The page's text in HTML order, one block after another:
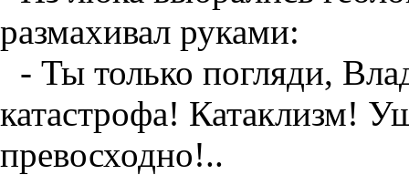
размахивал руками:
- Ты только погляди,
катастрофа! Катаклизм!
превосходно!..